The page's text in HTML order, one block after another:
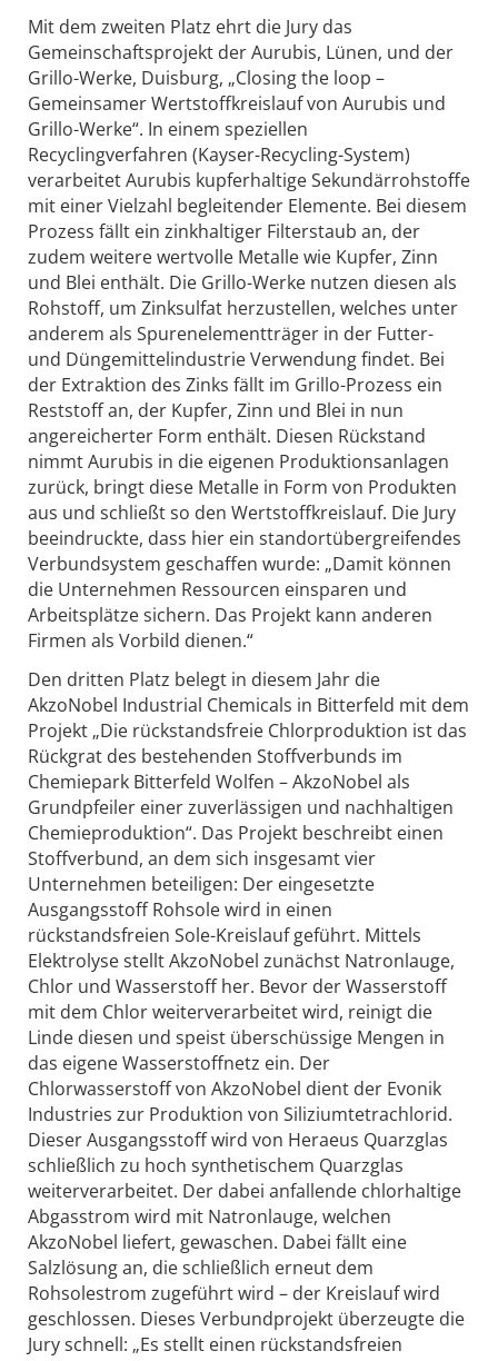
Mit dem zweiten Platz ehrt die Jury das
Gemeinschaftsprojekt der Aurubis, Lünen, und der
Grillo-Werke, Duisburg, „Closing the loop –
Gemeinsamer Wertstoffkreislauf von Aurubis und
Grillo-Werke“. In einem speziellen
Recyclingverfahren (Kayser-Recycling-System)
verarbeitet Aurubis kupferhaltige Sekundärrohstoffe
mit einer Vielzahl begleitender Elemente. Bei diesem
Prozess fällt ein zinkhaltiger Filterstaub an, der
zudem weitere wertvolle Metalle wie Kupfer, Zinn
und Blei enthält. Die Grillo-Werke nutzen diesen als
Rohstoff, um Zinksulfat herzustellen, welches unter
anderem als Spurenelementträger in der Futter-
und Düngemittelindustrie Verwendung findet. Bei
der Extraktion des Zinks fällt im Grillo-Prozess ein
Reststoff an, der Kupfer, Zinn und Blei in nun
angereicherter Form enthält. Diesen Rückstand
nimmt Aurubis in die eigenen Produktionsanlagen
zurück, bringt diese Metalle in Form von Produkten
aus und schließt so den Wertstoffkreislauf. Die Jury
beeindruckte, dass hier ein standortübergreifendes
Verbundsystem geschaffen wurde: „Damit können
die Unternehmen Ressourcen einsparen und
Arbeitsplätze sichern. Das Projekt kann anderen
Firmen als Vorbild dienen.“
Den dritten Platz belegt in diesem Jahr die
AkzoNobel Industrial Chemicals in Bitterfeld mit dem
Projekt „Die rückstandsfreie Chlorproduktion ist das
Rückgrat des bestehenden Stoffverbunds im
Chemiepark Bitterfeld Wolfen – AkzoNobel als
Grundpfeiler einer zuverlässigen und nachhaltigen
Chemieproduktion“. Das Projekt beschreibt einen
Stoffverbund, an dem sich insgesamt vier
Unternehmen beteiligen: Der eingesetzte
Ausgangsstoff Rohsole wird in einen
rückstandsfreien Sole-Kreislauf geführt. Mittels
Elektrolyse stellt AkzoNobel zunächst Natronlauge,
Chlor und Wasserstoff her. Bevor der Wasserstoff
mit dem Chlor weiterverarbeitet wird, reinigt die
Linde diesen und speist überschüssige Mengen in
das eigene Wasserstoffnetz ein. Der
Chlorwasserstoff von AkzoNobel dient der Evonik
Industries zur Produktion von Siliziumtetrachlorid.
Dieser Ausgangsstoff wird von Heraeus Quarzglas
schließlich zu hoch synthetischem Quarzglas
weiterverarbeitet. Der dabei anfallende chlorhaltige
Abgasstrom wird mit Natronlauge, welchen
AkzoNobel liefert, gewaschen. Dabei fällt eine
Salzlösung an, die schließlich erneut dem
Rohsolestrom zugeführt wird – der Kreislauf wird
geschlossen. Dieses Verbundprojekt überzeugte die
Jury schnell: „Es stellt einen rückstandsfreien